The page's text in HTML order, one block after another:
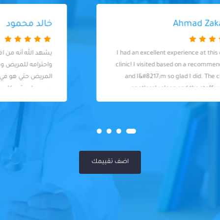
خالد محمود
يشهد الله أنه من افضل الدكاترة في معاملته
واحترامه للمريض ومتابعته المتواصلة مع
المريض حتي هو في بيته دكتور متواضع
وبسيط ويقدر كل واحد مافي عنده تميز لحد.
كل المرضى عنده سواسية
اضف تقييمك